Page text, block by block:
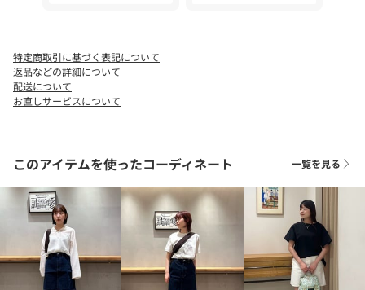
特定商取引に基づく表記について
返品などの詳細について
配送について
お直しサービスについて
このアイテムを使ったコーディネート 一覧を見る